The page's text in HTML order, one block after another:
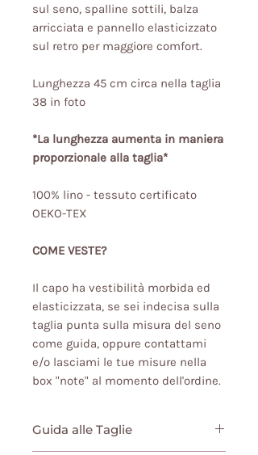
sul seno, spalline sottili, balza
arricciata e pannello elasticizzato
sul retro per maggiore comfort.
Lunghezza 45 cm circa nella taglia
38 in foto
*La lunghezza aumenta in maniera
proporzionale alla taglia*
100% lino - tessuto certificato
OEKO-TEX
COME VESTE?
Il capo ha vestibilità morbida ed
elasticizzata, se sei indecisa sulla
taglia punta sulla misura del seno
come guida, oppure contattami
e/o lasciami le tue misure nella
box "note" al momento dell'ordine.
Guida alle Taglie